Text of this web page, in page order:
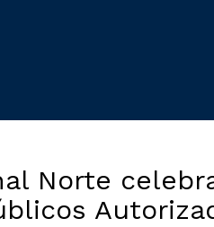
Norte